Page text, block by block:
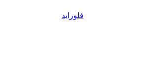
فلوراید